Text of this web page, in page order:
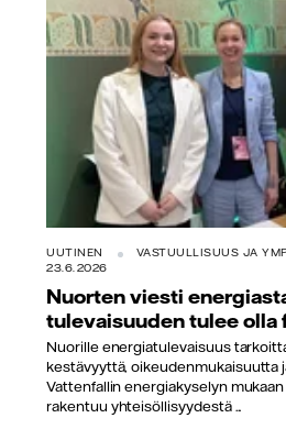
UUTINEN
VASTUULLISUUS JA
23.6.2026
Nuorten viesti
tulevaisuuden tulee olla
Nuorille energiatulevaisuus
kestävyyttä, oikeudenmukaisuutta
Vattenfallin energiakyselyn
rakentuu yhteisöllisyydestä ...